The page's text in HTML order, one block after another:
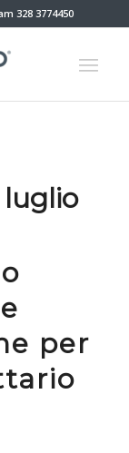
328 3774450
luglio
per